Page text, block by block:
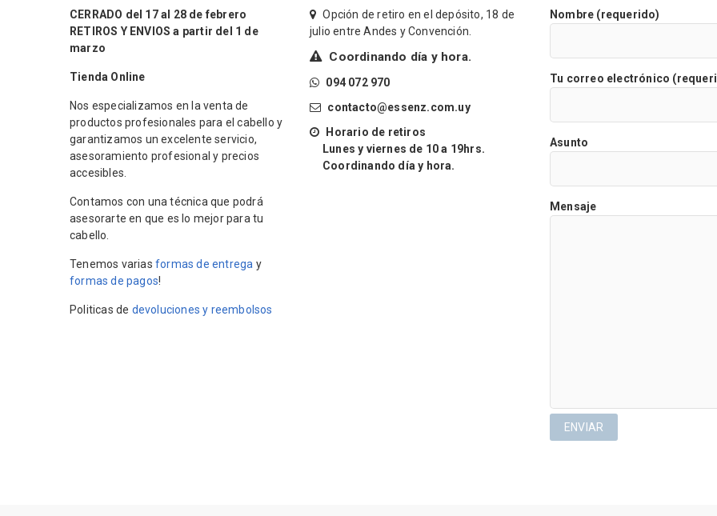
CERRADO del 17 al 28 de febrero
RETIROS Y ENVIOS a partir del 1 de
marzo
Tienda Online
Nos especializamos en la venta de
productos profesionales para el cabello y
garantizamos un excelente servicio,
asesoramiento profesional y precios
accesibles.
Contamos con una técnica que podrá
asesorarte en que es lo mejor para tu
cabello.
Tenemos varias formas de entrega y
formas de pagos!
Politicas de devoluciones y reembolsos
Opción de retiro en el depósito, 18 de
julio entre Andes y Convención.
Coordinando día y hora.
094 072 970
contacto@essenz.com.uy
Horario de retiros
Lunes y viernes de 10 a 19hrs.
Coordinando día y hora.
Nombre (requerido)
Tu correo electrónico
Asunto
Mensaje